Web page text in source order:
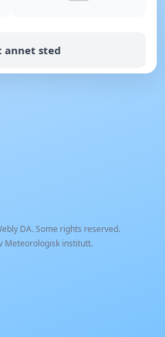
annet sted
DA. Some rights reserved.
Meteorologisk institutt.